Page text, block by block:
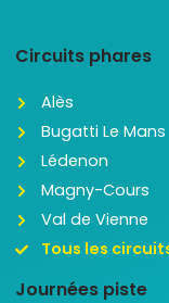
Circuits phares
Alès
Bugatti Le Mans
Lédenon
Magny-Cours
Val de Vienne
Tous les
Journées piste